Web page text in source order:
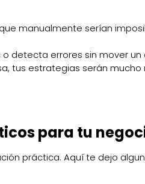
manualmente serían
detecta errores sin mover un
tus estrategias serán mucho
para tu
práctica. Aquí te dejo